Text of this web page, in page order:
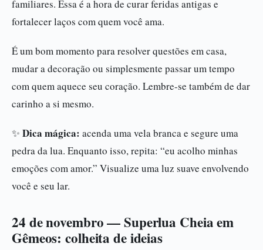
familiares. Essa é a hora de curar feridas antigas e
fortalecer laços com quem você ama.
É um bom momento para resolver questões em casa,
mudar a decoração ou simplesmente passar um tempo
com quem aquece seu coração. Lembre-se também de dar
carinho a si mesmo.
✨ Dica mágica: acenda uma vela branca e segure uma
pedra da lua. Enquanto isso, repita: “eu acolho minhas
emoções com amor.” Visualize uma luz suave envolvendo
você e seu lar.
24 de novembro — Superlua Cheia em
Gêmeos: colheita de ideias